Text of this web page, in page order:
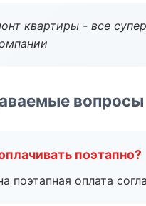
квартиры - все
вопросы
поэтапно?
поэтапная оплата